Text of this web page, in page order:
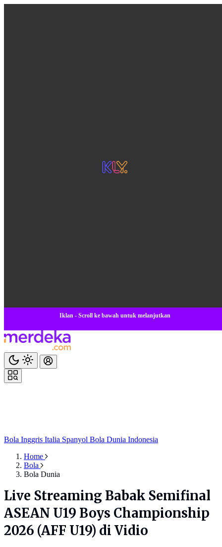
Iklan - Scroll ke bawah untuk melanjutkan
Bola Inggris Italia Spanyol Bola Dunia Indonesia
Home
Bola
Bola Dunia
Live Streaming Babak Semifinal
ASEAN U19 Boys Championship
2026 (AFF U19) di Vidio